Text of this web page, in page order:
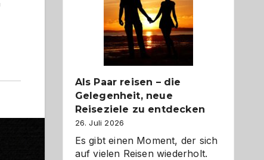
Als Paar reisen – die
Gelegenheit, neue
Reiseziele zu entdecken
26. Juli 2026
Es gibt einen Moment, der sich
auf vielen Reisen wiederholt.